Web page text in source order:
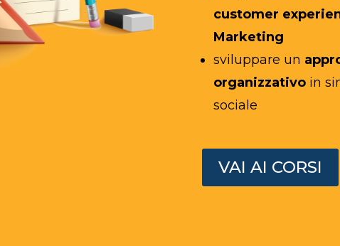
customer
Marketing
sviluppare un
organizzativoin
sociale
VAI AI CORSI